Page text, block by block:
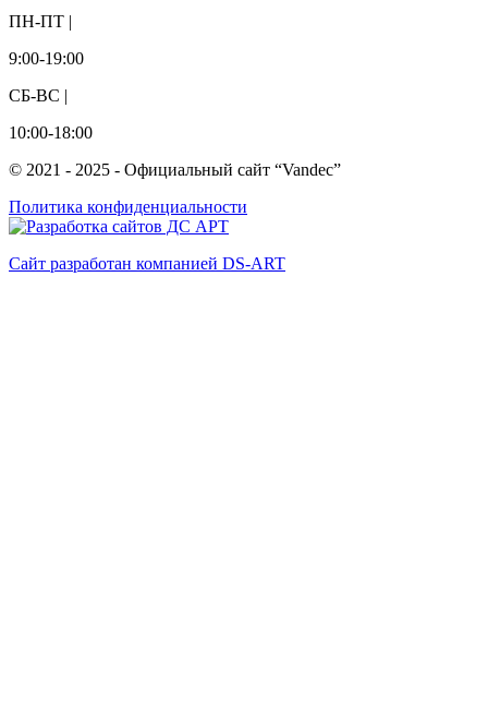
ПН-ПТ |
9:00-19:00
СБ-ВС |
10:00-18:00
© 2021 - 2025 - Официальный сайт “Vandec”
Политика конфиденциальности
Сайт разработан компанией DS-ART